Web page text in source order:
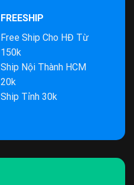
FREESHIP
Free Ship Cho HĐ Từ
150k
Ship Nội Thành HCM
20k
Ship Tỉnh 30k